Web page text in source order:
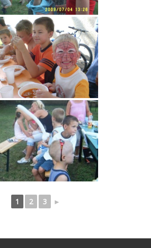
1 2 3 ►